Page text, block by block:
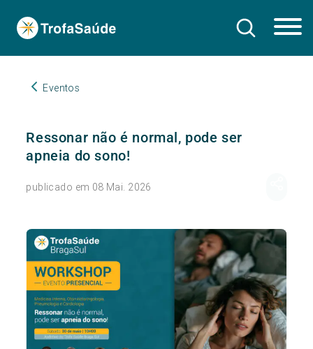
Eventos
Ressonar não é normal, pode ser
apneia do sono!
publicado em 08 Mai. 2026